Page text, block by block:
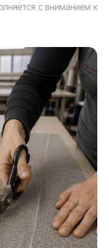
с вниманием к